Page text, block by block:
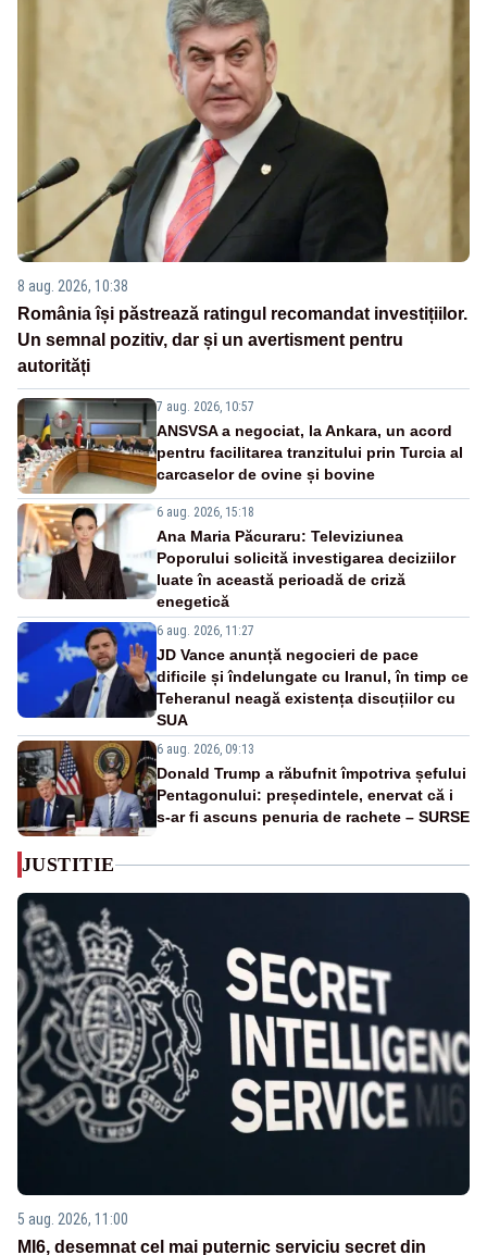
8 aug. 2026, 10:38
România își păstrează ratingul recomandat investițiilor.
Un semnal pozitiv, dar și un avertisment pentru
autorități
7 aug. 2026, 10:57
ANSVSA a negociat, la Ankara, un acord
pentru facilitarea tranzitului prin Turcia al
carcaselor de ovine și bovine
6 aug. 2026, 15:18
Ana Maria Păcuraru: Televiziunea
Poporului solicită investigarea deciziilor
luate în această perioadă de criză
enegetică
6 aug. 2026, 11:27
JD Vance anunță negocieri de pace
dificile și îndelungate cu Iranul, în timp ce
Teheranul neagă existența discuțiilor cu
SUA
6 aug. 2026, 09:13
Donald Trump a răbufnit împotriva șefului
Pentagonului: președintele, enervat că i
s-ar fi ascuns penuria de rachete – SURSE
JUSTITIE
5 aug. 2026, 11:00
MI6, desemnat cel mai puternic serviciu secret din